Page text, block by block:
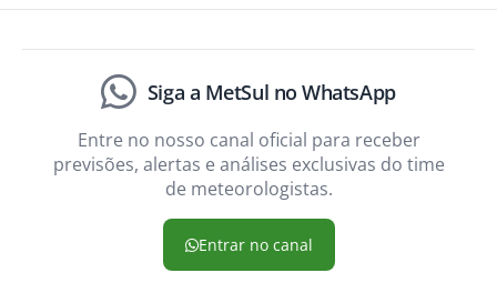
Siga a MetSul no WhatsApp
Entre no nosso canal oficial para receber
previsões, alertas e análises exclusivas do time
de meteorologistas.
Entrar no canal